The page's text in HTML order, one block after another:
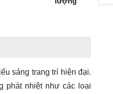
sáng trang trí hiện đại.
phát nhiệt như các loại